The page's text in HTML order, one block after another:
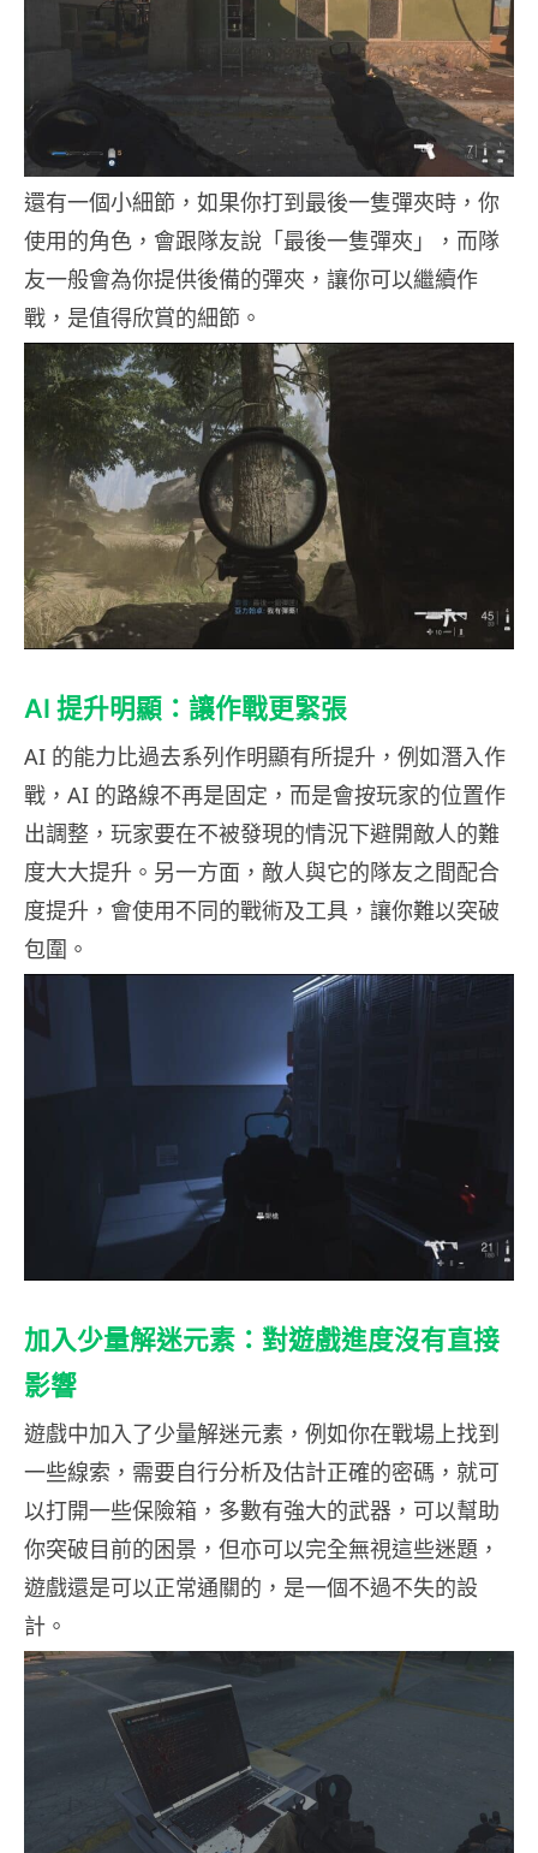
還有一個小細節，如果你打到最後一隻彈夾時，你
使用的角色，會跟隊友說「最後一隻彈夾」，而隊
友一般會為你提供後備的彈夾，讓你可以繼續作
戰，是值得欣賞的細節。
AI 提升明顯：讓作戰更緊張
AI 的能力比過去系列作明顯有所提升，例如潛入作
戰，AI 的路線不再是固定，而是會按玩家的位置作
出調整，玩家要在不被發現的情況下避開敵人的難
度大大提升。另一方面，敵人與它的隊友之間配合
度提升，會使用不同的戰術及工具，讓你難以突破
包圍。
加入少量解迷元素：對遊戲進度沒有直接
影響
遊戲中加入了少量解迷元素，例如你在戰場上找到
一些線索，需要自行分析及估計正確的密碼，就可
以打開一些保險箱，多數有強大的武器，可以幫助
你突破目前的困景，但亦可以完全無視這些迷題，
遊戲還是可以正常通關的，是一個不過不失的設
計。